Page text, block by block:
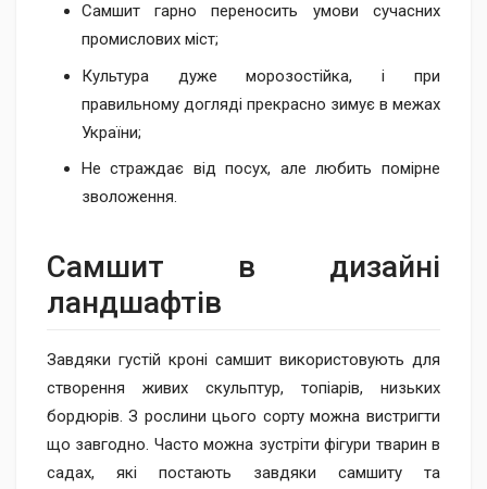
Самшит гарно переносить умови сучасних
промислових міст;
Культура дуже морозостійка, і при
правильному догляді прекрасно зимує в межах
України;
Не страждає від посух, але любить помірне
зволоження.
Самшит в дизайні
ландшафтів
Завдяки густій кроні самшит використовують для
створення живих скульптур, топіарів, низьких
бордюрів. З рослини цього сорту можна вистригти
що завгодно. Часто можна зустріти фігури тварин в
садах, які постають завдяки самшиту та